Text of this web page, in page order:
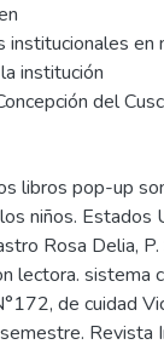
en
institución
del
libros pop-up
niños. Estados
Rosa Delia,
lectora. sistema
de cuidad
Revista